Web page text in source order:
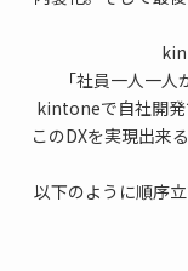
「社員一人一
kintoneで自社開発
このDXを実現出来
以下のように順序